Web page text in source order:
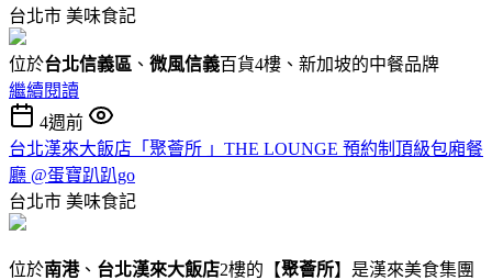
台北市 美味食記
位於台北信義區 、 微風信義百貨4樓、新加坡的中餐品牌
繼續閱讀
4週前
台北漢來大飯店「聚薈所 」THE LOUNGE 預約制頂級包廂餐
廳 @蛋寶趴趴go
台北市 美味食記
位於南港、 台北漢來大飯店2樓的【聚薈所】是漢來美食集團